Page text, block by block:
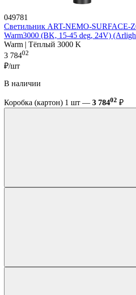
049781
Светильник ART-NEMO-SURFACE-
Warm3000 (BK, 15-45 deg, 24V)
Warm | Тёплый 3000 K
3 78402
₽/шт
В наличии
Коробка (картон) 1 шт — 3 78402 ₽